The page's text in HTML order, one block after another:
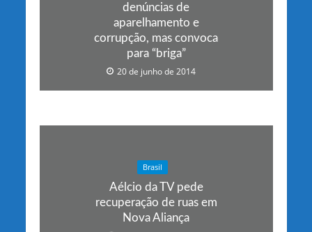
denúncias de
aparelhamento e
corrupção, mas convoca
para “briga”
20 de junho de 2014
Brasil
Aélcio da TV pede
recuperação de ruas em
Nova Aliança